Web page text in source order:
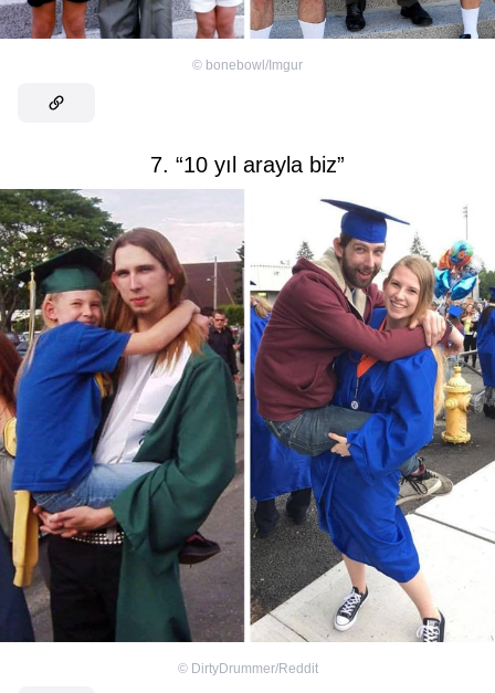
© bonebowl/Imgur
7. “10 yıl arayla biz”
© DirtyDrummer/Reddit